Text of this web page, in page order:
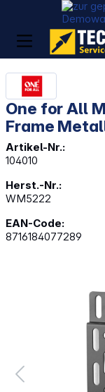
One for All
Frame
Artikel-Nr.:
104010
Herst.-Nr.:
WM5222
EAN-Code:
8716184077289
Bildergalerie